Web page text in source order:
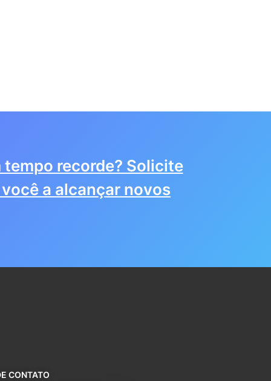
recorde? Solicite
a alcançar novos
CONTATO